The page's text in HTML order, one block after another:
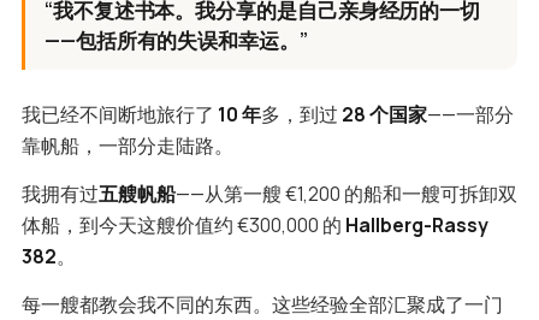
“我不复述书本。我分享的是自己亲身经历的一切
——包括所有的失误和幸运。”
我已经不间断地旅行了 10 年多，到过 28 个国家——一部分
靠帆船，一部分走陆路。
我拥有过五艘帆船——从第一艘 €1,200 的船和一艘可拆卸双
体船，到今天这艘价值约 €300,000 的 Hallberg-Rassy
382。
每一艘都教会我不同的东西。这些经验全部汇聚成了一门